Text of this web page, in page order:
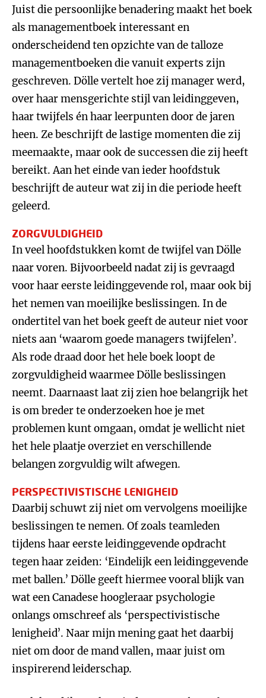
Juist die persoonlijke benadering maakt het boek
als managementboek interessant en
onderscheidend ten opzichte van de talloze
managementboeken die vanuit experts zijn
geschreven. Dölle vertelt hoe zij manager werd,
over haar mensgerichte stijl van leidinggeven,
haar twijfels én haar leerpunten door de jaren
heen. Ze beschrijft de lastige momenten die zij
meemaakte, maar ook de successen die zij heeft
bereikt. Aan het einde van ieder hoofdstuk
beschrijft de auteur wat zij in die periode heeft
geleerd.
ZORGVULDIGHEID
In veel hoofdstukken komt de twijfel van Dölle
naar voren. Bijvoorbeeld nadat zij is gevraagd
voor haar eerste leidinggevende rol, maar ook bij
het nemen van moeilijke beslissingen. In de
ondertitel van het boek geeft de auteur niet voor
niets aan ‘waarom goede managers twijfelen’.
Als rode draad door het hele boek loopt de
zorgvuldigheid waarmee Dölle beslissingen
neemt. Daarnaast laat zij zien hoe belangrijk het
is om breder te onderzoeken hoe je met
problemen kunt omgaan, omdat je wellicht niet
het hele plaatje overziet en verschillende
belangen zorgvuldig wilt afwegen.
PERSPECTIVISTISCHE LENIGHEID
Daarbij schuwt zij niet om vervolgens moeilijke
beslissingen te nemen. Of zoals teamleden
tijdens haar eerste leidinggevende opdracht
tegen haar zeiden: ‘Eindelijk een leidinggevende
met ballen.’ Dölle geeft hiermee vooral blijk van
wat een Canadese hoogleraar psychologie
onlangs omschreef als ‘perspectivistische
lenigheid’. Naar mijn mening gaat het daarbij
niet om door de mand vallen, maar juist om
inspirerend leiderschap.